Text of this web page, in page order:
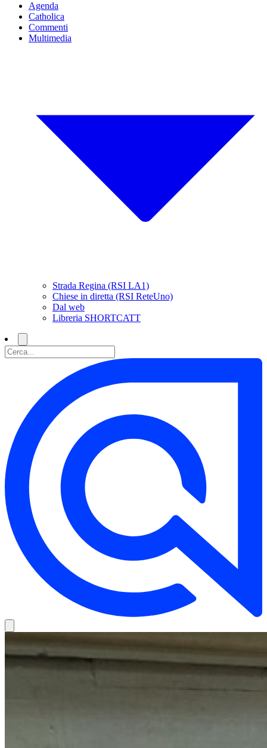
Agenda
Catholica
Commenti
Multimedia
Strada Regina (RSI LA1)
Chiese in diretta (RSI ReteUno)
Dal web
Libreria SHORTCATT